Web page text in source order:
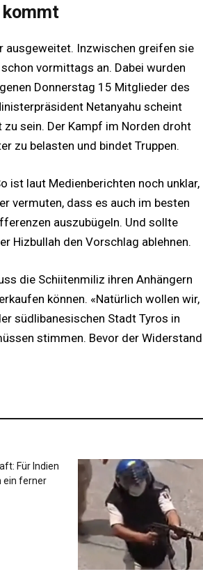
ausgeweitet. Inzwischen greifen sie
vormittags an. Dabei wurden
Donnerstag 15 Mitglieder des
Netanyahu scheint
sein. Der Kampf im Norden droht
zu belasten und bindet Truppen.
ist laut Medienberichten noch unklar,
vermuten, dass es auch im besten
auszubügeln. Und sollte
Hizbullah den Vorschlag ablehnen.
die Schiitenmiliz ihren Anhängern
können. «Natürlich wollen wir,
südlibanesischen Stadt Tyros in
stimmen. Bevor der Widerstand